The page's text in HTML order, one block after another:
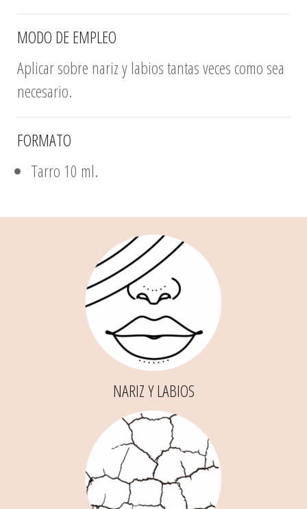
MODO DE EMPLEO
Aplicar sobre nariz y labios tantas veces como sea
necesario.
FORMATO
Tarro 10 ml.
NARIZ Y LABIOS